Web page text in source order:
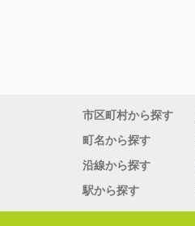
市区町村から探す
町名から探す
沿線から探す
駅から探す